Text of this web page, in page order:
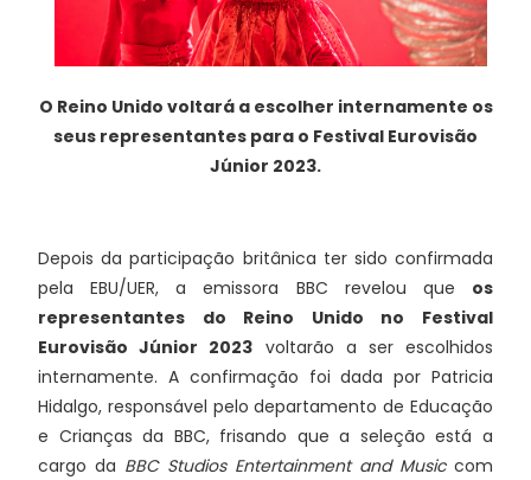
O Reino Unido voltará a escolher internamente os
seus representantes para o Festival Eurovisão
Júnior 2023.
Depois da participação britânica ter sido confirmada
pela EBU/UER, a emissora BBC revelou que os
representantes do Reino Unido no Festival
Eurovisão Júnior 2023 voltarão a ser escolhidos
internamente. A confirmação foi dada por Patricia
Hidalgo, responsável pelo departamento de Educação
e Crianças da BBC, frisando que a seleção está a
cargo da BBC Studios Entertainment and Musiccom